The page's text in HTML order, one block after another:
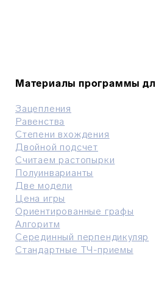
Материалы программы
Зацепления
Равенства
Степени вхождения
Двойной подсчет
Считаем растопырки
Полуинварианты
Две модели
Цена игры
Ориентированные графы
Алгоритм
Серединный перпендикуляр
Стандартные ТЧ-приемы